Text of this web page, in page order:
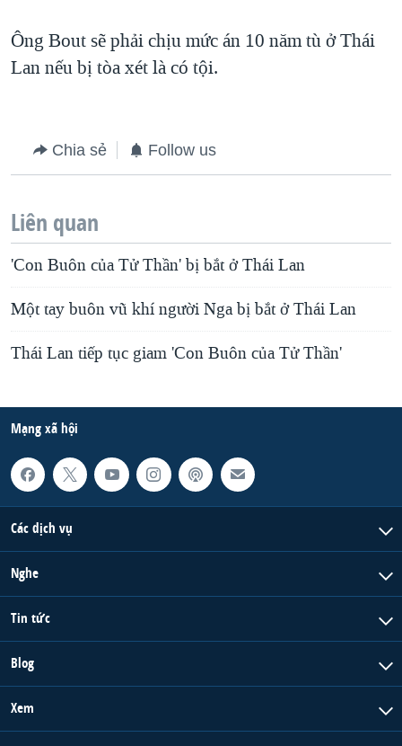
Ông Bout sẽ phải chịu mức án 10 năm tù ở Thái
Lan nếu bị tòa xét là có tội.
Chia sẻ Follow us
Liên quan
'Con Buôn của Tử Thần' bị bắt ở Thái Lan
Một tay buôn vũ khí người Nga bị bắt ở Thái Lan
Thái Lan tiếp tục giam 'Con Buôn của Tử Thần'
Mạng xã hội
Các dịch vụ
Nghe
Tin tức
Blog
Xem